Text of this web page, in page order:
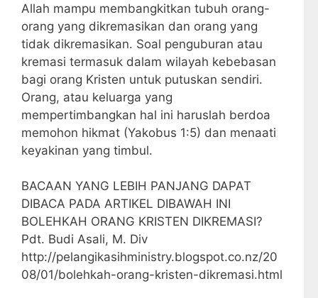
Allah mampu membangkitkan tubuh orang-
orang yang dikremasikan dan orang yang
tidak dikremasikan. Soal penguburan atau
kremasi termasuk dalam wilayah kebebasan
bagi orang Kristen untuk putuskan sendiri.
Orang, atau keluarga yang
mempertimbangkan hal ini haruslah berdoa
memohon hikmat (Yakobus 1:5) dan menaati
keyakinan yang timbul.
BACAAN YANG LEBIH PANJANG DAPAT
DIBACA PADA ARTIKEL DIBAWAH INI
BOLEHKAH ORANG KRISTEN DIKREMASI?
Pdt. Budi Asali, M. Div
http://pelangikasihministry.blogspot.co.nz/20
08/01/bolehkah-orang-kristen-dikremasi.html